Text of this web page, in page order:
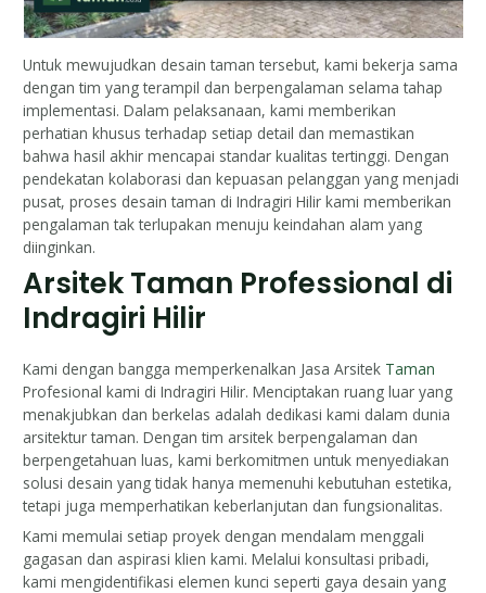
Untuk mewujudkan desain taman tersebut, kami bekerja sama
dengan tim yang terampil dan berpengalaman selama tahap
implementasi. Dalam pelaksanaan, kami memberikan
perhatian khusus terhadap setiap detail dan memastikan
bahwa hasil akhir mencapai standar kualitas tertinggi. Dengan
pendekatan kolaborasi dan kepuasan pelanggan yang menjadi
pusat, proses desain taman di Indragiri Hilir kami memberikan
pengalaman tak terlupakan menuju keindahan alam yang
diinginkan.
Arsitek Taman Professional di
Indragiri Hilir
Kami dengan bangga memperkenalkan Jasa Arsitek Taman
Profesional kami di Indragiri Hilir. Menciptakan ruang luar yang
menakjubkan dan berkelas adalah dedikasi kami dalam dunia
arsitektur taman. Dengan tim arsitek berpengalaman dan
berpengetahuan luas, kami berkomitmen untuk menyediakan
solusi desain yang tidak hanya memenuhi kebutuhan estetika,
tetapi juga memperhatikan keberlanjutan dan fungsionalitas.
Kami memulai setiap proyek dengan mendalam menggali
gagasan dan aspirasi klien kami. Melalui konsultasi pribadi,
kami mengidentifikasi elemen kunci seperti gaya desain yang